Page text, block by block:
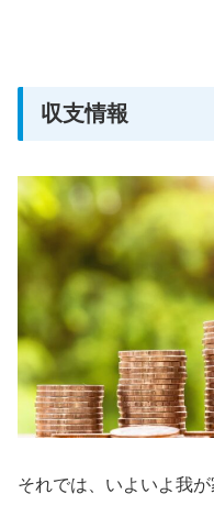
収支情報
それでは、いよいよ我